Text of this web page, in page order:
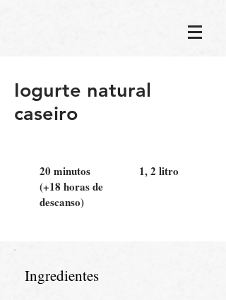
Iogurte natural
caseiro
20 minutos
(+18 horas de
descanso)
1, 2 litro
Ingredientes